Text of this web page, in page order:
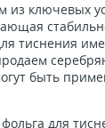
из ключевых
тиснения
быть
для